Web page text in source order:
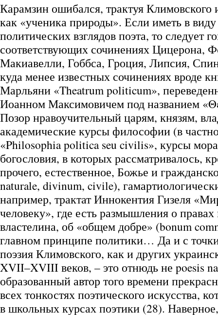
Карамзин ошибался, трактуя Климовского
как «ученика природы». Если иметь в
политических взглядов поэта, то следует
соответствующих сочинениях Цицерона,
Макиавелли, Гоббса, Гроция, Липсия,
куда менее известных сочинениях вроде
Марльяни «Theatrum politicum»,
Иоанном Максимовичем под названием
Позор нравоучительный царям, князям,
академические курсы философии (в
«Philosophia politica seu civilis», курсы
богословия, в которых рассматривалось,
прочего, естественное, Божье и
naturale, divinum, civile),
например, трактат Иннокентия Гизеля
человеку», где есть размышления о правах
властелина, об «общем добре» (bonum
главном принципе политики… Да и с
поэзия Климовского, как и других
XVII–XVIII веков, – это отнюдь не poesis
образованный автор того времени
всех тонкостях поэтического искусства,
в школьных курсах поэтики (28).